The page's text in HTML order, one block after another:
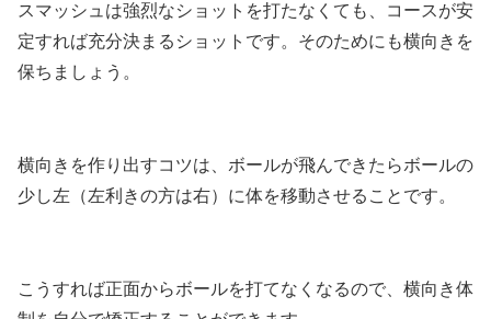
スマッシュは強烈なショットを打たなくても、コースが安
定すれば充分決まるショットです。そのためにも横向きを
保ちましょう。
横向きを作り出すコツは、ボールが飛んできたらボールの
少し左（左利きの方は右）に体を移動させることです。
こうすれば正面からボールを打てなくなるので、横向き体